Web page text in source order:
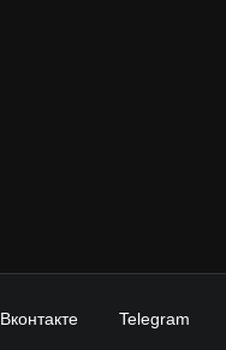
Вконтакте Telegram